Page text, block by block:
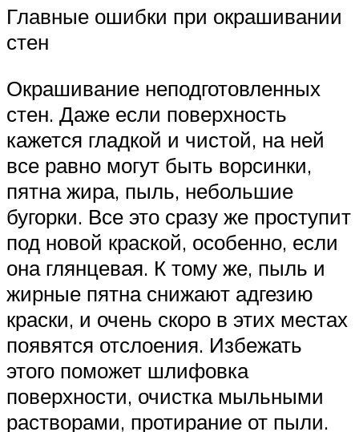
Главные ошибки при окрашивании
стен
Окрашивание неподготовленных
стен. Даже если поверхность
кажется гладкой и чистой, на ней
все равно могут быть ворсинки,
пятна жира, пыль, небольшие
бугорки. Все это сразу же проступит
под новой краской, особенно, если
она глянцевая. К тому же, пыль и
жирные пятна снижают адгезию
краски, и очень скоро в этих местах
появятся отслоения. Избежать
этого поможет шлифовка
поверхности, очистка мыльными
растворами, протирание от пыли.